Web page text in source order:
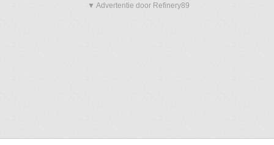
▼ Advertentie door Refinery89